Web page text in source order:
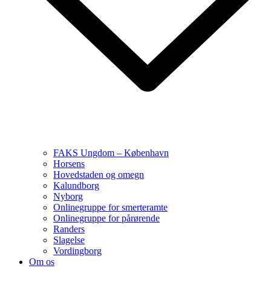
FAKS Ungdom – København
Horsens
Hovedstaden og omegn
Kalundborg
Nyborg
Onlinegruppe for smerteramte
Onlinegruppe for pårørende
Randers
Slagelse
Vordingborg
Om os